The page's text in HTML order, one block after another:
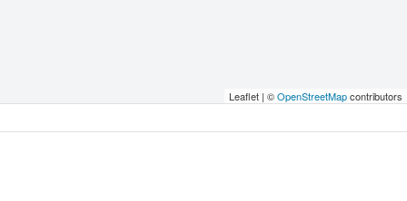
Leaflet | ©OpenStreetMapcontributors